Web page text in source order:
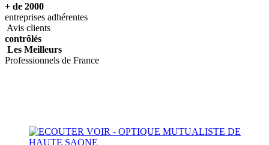
+ de 2000
entreprises adhérentes
Avis clients
contrôlés
Les Meilleurs
Professionnels de France